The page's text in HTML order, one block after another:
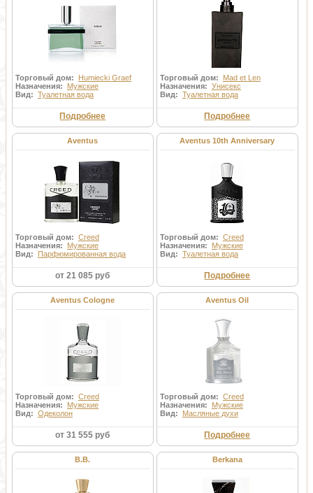
Торговый дом: Humiecki Graef
Назначения: Мужские
Вид: Туалетная вода
Подробнее
Торговый дом: Mad et Len
Назначения: Унисекс
Вид: Туалетная вода
Подробнее
Aventus
Торговый дом: Creed
Назначения: Мужские
Вид: Парфюмированная вода
от 21 085 руб
Aventus 10th Anniversary
Торговый дом: Creed
Назначения: Мужские
Вид: Туалетная вода
Подробнее
Aventus Cologne
Торговый дом: Creed
Назначения: Мужские
Вид: Одеколон
от 31 555 руб
Aventus Oil
Торговый дом: Creed
Назначения: Мужские
Вид: Масляные духи
Подробнее
B.B. Berkana